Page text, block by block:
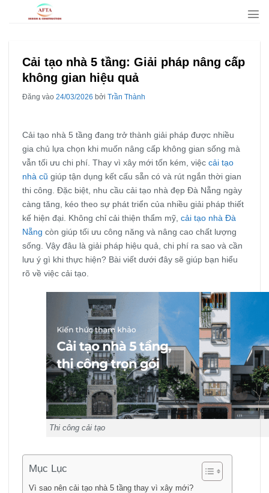
Cải tạo nhà 5 tầng: Giải pháp nâng cấp
không gian hiệu quả
Đăng vào 24/03/2026 bởi Trần Thành
Cải tạo nhà 5 tầng đang trở thành giải pháp được nhiều
gia chủ lựa chọn khi muốn nâng cấp không gian sống mà
vẫn tối ưu chi phí. Thay vì xây mới tốn kém, việc cải tạo
nhà cũ giúp tận dụng kết cấu sẵn có và rút ngắn thời gian
thi công. Đặc biệt, nhu cầu cải tạo nhà đẹp Đà Nẵng ngày
càng tăng, kéo theo sự phát triển của nhiều giải pháp thiết
kế hiện đại. Không chỉ cải thiện thẩm mỹ, cải tạo nhà Đà
Nẵng còn giúp tối ưu công năng và nâng cao chất lượng
sống. Vậy đâu là giải pháp hiệu quả, chi phí ra sao và cần
lưu ý gì khi thực hiện? Bài viết dưới đây sẽ giúp bạn hiểu
rõ về việc cải tạo.
Thi công cải tạo
Mục Lục
Vì sao nên cải tạo nhà 5 tầng thay vì xây mới?